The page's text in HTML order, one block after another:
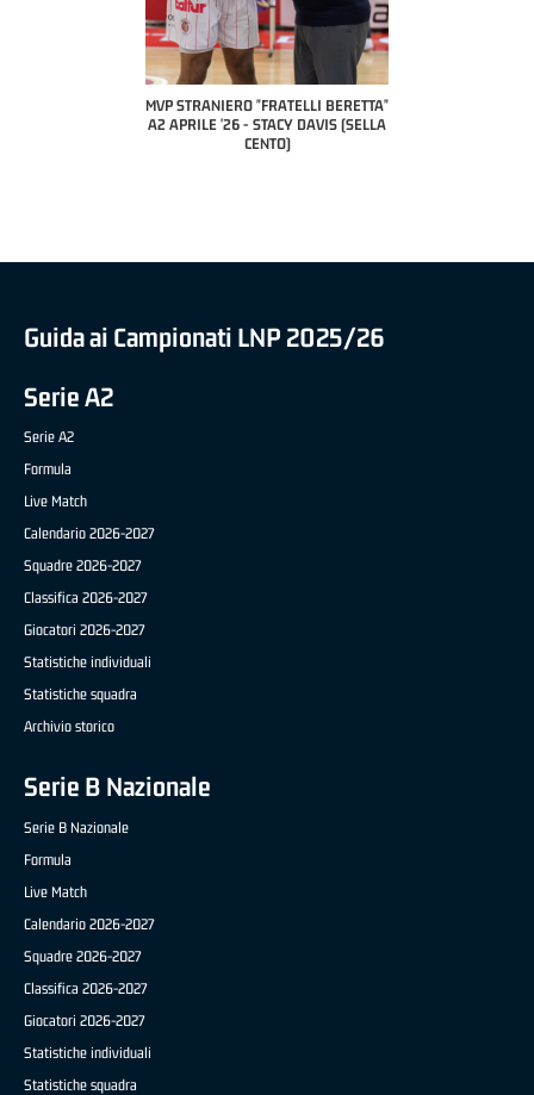
MVP STRANIERO "FRATELLI BERETTA"
A2 APRILE '26 - STACY DAVIS (SELLA
CENTO)
Guida ai Campionati LNP 2025/26
Serie A2
Serie A2
Formula
Live Match
Calendario 2026-2027
Squadre 2026-2027
Classifica 2026-2027
Giocatori 2026-2027
Statistiche individuali
Statistiche squadra
Archivio storico
Serie B Nazionale
Serie B Nazionale
Formula
Live Match
Calendario 2026-2027
Squadre 2026-2027
Classifica 2026-2027
Giocatori 2026-2027
Statistiche individuali
Statistiche squadra